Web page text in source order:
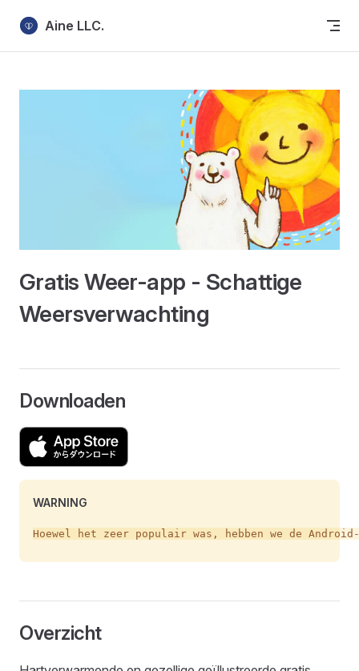
Skip to content
Aine LLC.
Gratis Weer-app - Schattige
Weersverwachting
Downloaden
WARNING
Overzicht